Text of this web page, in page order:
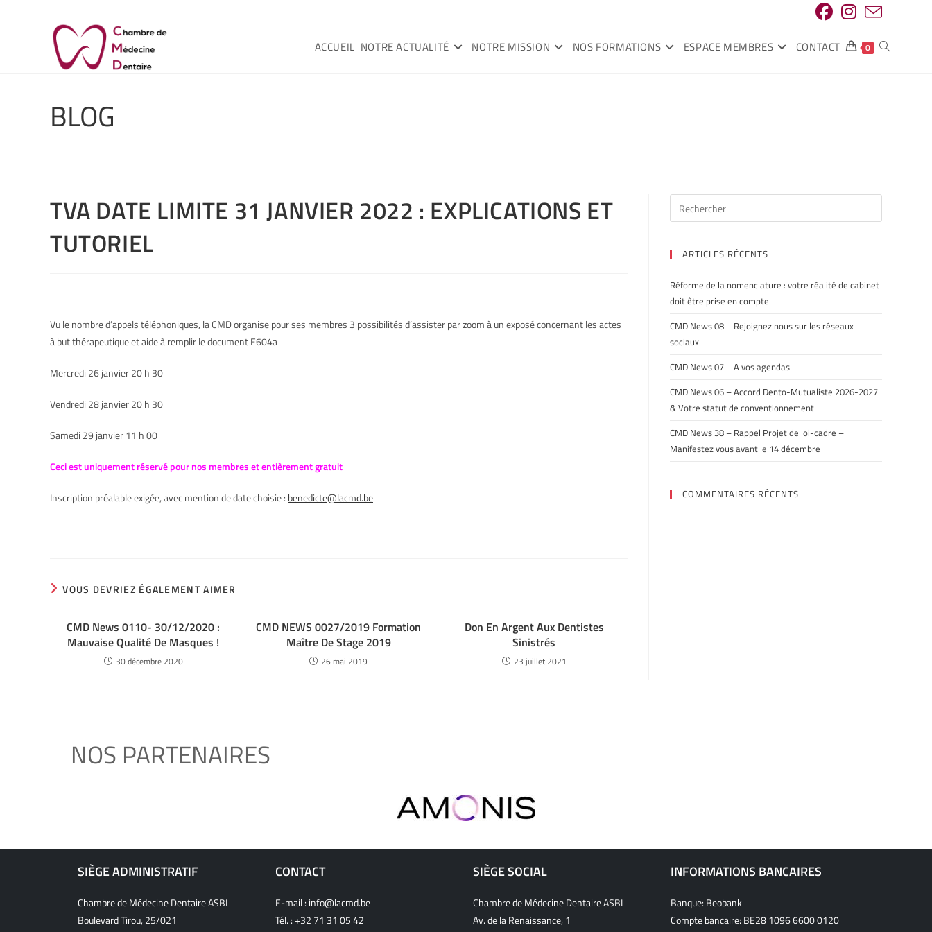
ACCUEIL NOTRE ACTUALITÉ NOTRE MISSION NOS FORMATIONS ESPACE MEMBRES CONTACT 0
BLOG
TVA DATE LIMITE 31 JANVIER 2022 : EXPLICATIONS ET
TUTORIEL
Vu le nombre d’appels téléphoniques, la CMD organise pour ses membres 3 possibilités d’assister par zoom à un exposé concernant les actes
à but thérapeutique et aide à remplir le document E604a
Mercredi 26 janvier 20 h 30
Vendredi 28 janvier 20 h 30
Samedi 29 janvier 11 h 00
Ceci est uniquement réservé pour nos membres et entièrement gratuit
Inscription préalable exigée, avec mention de date choisie : benedicte@lacmd.be
VOUS DEVRIEZ ÉGALEMENT AIMER
CMD News 0110- 30/12/2020 :
Mauvaise Qualité De Masques !
30 décembre 2020
CMD NEWS 0027/2019 Formation
Maître De Stage 2019
26 mai 2019
Don En Argent Aux Dentistes
Sinistrés
23 juillet 2021
ARTICLES RÉCENTS
Réforme de la nomenclature : votre réalité de cabinet
doit être prise en compte
CMD News 08 – Rejoignez nous sur les réseaux
sociaux
CMD News 07 – A vos agendas
CMD News 06 – Accord Dento-Mutualiste 2026-2027
& Votre statut de conventionnement
CMD News 38 – Rappel Projet de loi-cadre –
Manifestez vous avant le 14 décembre
COMMENTAIRES RÉCENTS
NOS PARTENAIRES
SIÈGE ADMINISTRATIF
Chambre de Médecine Dentaire ASBL
Boulevard Tirou, 25/021
CONTACT
E-mail : info@lacmd.be
Tél. :+32 71 31 05 42
SIÈGE SOCIAL
Chambre de Médecine Dentaire ASBL
Av. de la Renaissance, 1
INFORMATIONS BANCAIRES
Banque: Beobank
Compte bancaire: BE28 1096 6600 0120